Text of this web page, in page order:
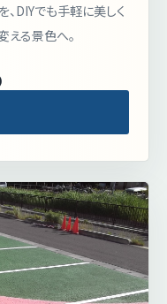
、DIYでも手軽に美しく
える景色へ。